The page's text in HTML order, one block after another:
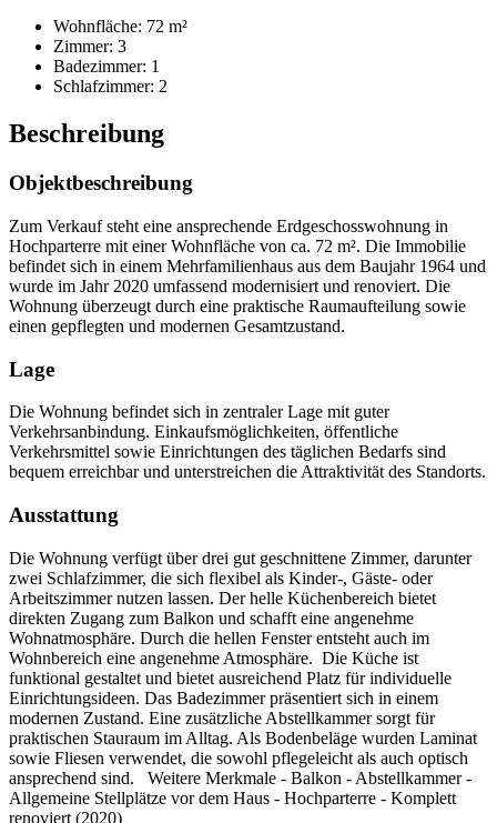
Wohnfläche: 72 m²
Zimmer: 3
Badezimmer: 1
Schlafzimmer: 2
Beschreibung
Objektbeschreibung
Zum Verkauf steht eine ansprechende Erdgeschosswohnung in
Hochparterre mit einer Wohnfläche von ca. 72 m². Die Immobilie
befindet sich in einem Mehrfamilienhaus aus dem Baujahr 1964 und
wurde im Jahr 2020 umfassend modernisiert und renoviert. Die
Wohnung überzeugt durch eine praktische Raumaufteilung sowie
einen gepflegten und modernen Gesamtzustand.
Lage
Die Wohnung befindet sich in zentraler Lage mit guter
Verkehrsanbindung. Einkaufsmöglichkeiten, öffentliche
Verkehrsmittel sowie Einrichtungen des täglichen Bedarfs sind
bequem erreichbar und unterstreichen die Attraktivität des Standorts.
Ausstattung
Die Wohnung verfügt über drei gut geschnittene Zimmer, darunter
zwei Schlafzimmer, die sich flexibel als Kinder-, Gäste- oder
Arbeitszimmer nutzen lassen. Der helle Küchenbereich bietet
direkten Zugang zum Balkon und schafft eine angenehme
Wohnatmosphäre. Durch die hellen Fenster entsteht auch im
Wohnbereich eine angenehme Atmosphäre. Die Küche ist
funktional gestaltet und bietet ausreichend Platz für individuelle
Einrichtungsideen. Das Badezimmer präsentiert sich in einem
modernen Zustand. Eine zusätzliche Abstellkammer sorgt für
praktischen Stauraum im Alltag. Als Bodenbeläge wurden Laminat
sowie Fliesen verwendet, die sowohl pflegeleicht als auch optisch
ansprechend sind. Weitere Merkmale - Balkon - Abstellkammer -
Allgemeine Stellplätze vor dem Haus - Hochparterre - Komplett
renoviert (2020)